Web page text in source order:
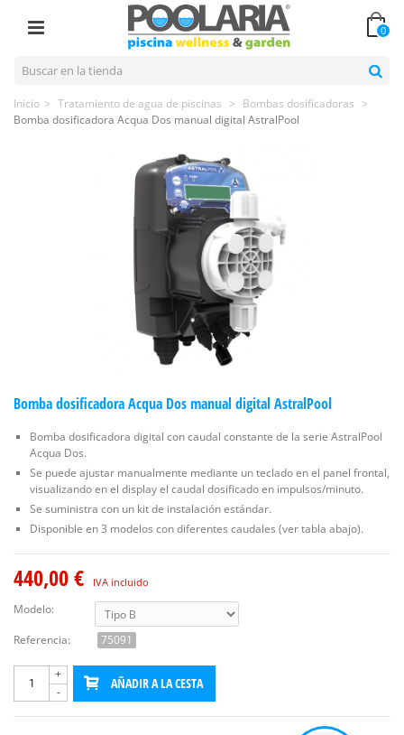
0
Inicio > Tratamiento de agua de piscinas > Bombas dosificadoras >
Bomba dosificadora Acqua Dos manual digital AstralPool
Bomba dosificadora Acqua Dos manual digital AstralPool
Bomba dosificadora digital con caudal constante de la serie AstralPool
Acqua Dos.
Se puede ajustar manualmente mediante un teclado en el panel frontal,
visualizando en el display el caudal dosificado en impulsos/minuto.
Se suministra con un kit de instalación estándar.
Disponible en 3 modelos con diferentes caudales (ver tabla abajo).
440,00 € IVA incluido
Modelo:
Referencia:
75091
-
+
AÑADIR A LA CESTA